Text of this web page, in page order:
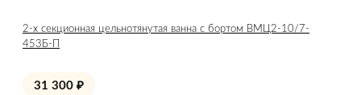
2-х секционная цельнотянутая ванна с бортом ВМЦ2-10/7-
453Б-П
31 300 ₽